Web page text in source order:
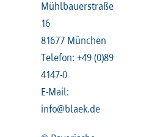
Mühlbauerstraße
16
81677 München
Telefon: +49 (0)89
4147-0
E-Mail:
info@blaek.de